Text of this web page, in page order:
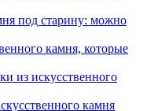
под старину: можно
камня, которые
из искусственного
камня